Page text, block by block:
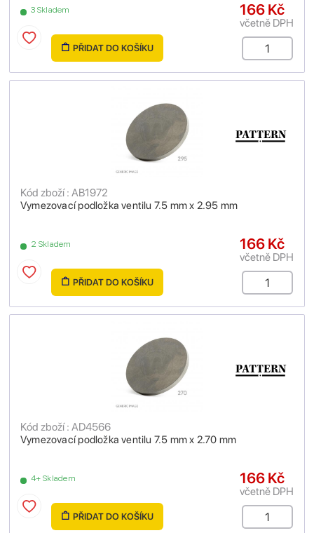
3 Skladem 166 Kč
včetně DPH
PŘIDAT DO KOŠÍKU
Vymezovací podložka ventilu 7.5 mm x 2.95 mm
Kód zboží : AB1972
2 Skladem 166 Kč
včetně DPH
PŘIDAT DO KOŠÍKU
Vymezovací podložka ventilu 7.5 mm x 2.70 mm
Kód zboží : AD4566
4+ Skladem 166 Kč
včetně DPH
PŘIDAT DO KOŠÍKU